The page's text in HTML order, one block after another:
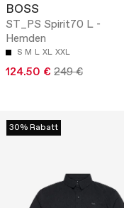
BOSS
ST_PS Spirit70 L -
Hemden
S M L XL XXL
124.50 € 249 €
30% Rabatt